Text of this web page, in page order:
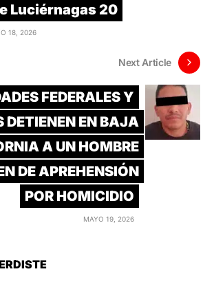
Luciérnagas 20
18, 2026
Next Article
FEDERALES Y
DETIENEN EN BAJA
A UN HOMBRE
DE APREHENSIÓN
POR HOMICIDIO
MAYO 19, 2026